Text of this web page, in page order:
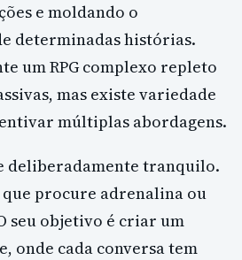
e moldando o
determinadas histórias.
um RPG complexo repleto
mas existe variedade
múltiplas abordagens.
deliberadamente tranquilo.
que procure adrenalina ou
seu objetivo é criar um
onde cada conversa tem